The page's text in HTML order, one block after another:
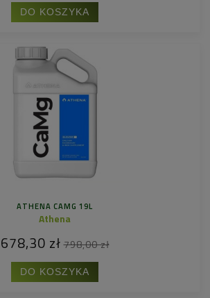
DO KOSZYKA
ATHENA CAMG 19L
Athena
678,30 zł 798,00 zł
DO KOSZYKA